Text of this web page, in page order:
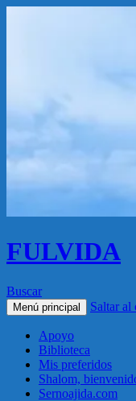
FULVIDA
Buscar
Menú principal Saltar al
Apoyo
Biblioteca
Mis preferidos
Shalom,
Sernoajida.com